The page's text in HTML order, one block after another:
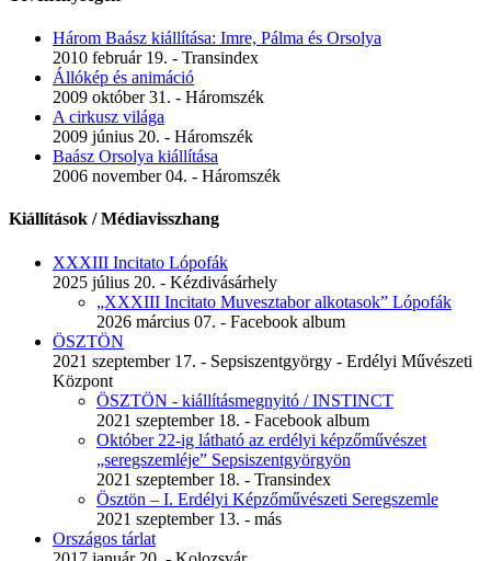
Három Baász kiállítása: Imre, Pálma és Orsolya
2010 február 19. - Transindex
Állókép és animáció
2009 október 31. - Háromszék
A cirkusz világa
2009 június 20. - Háromszék
Baász Orsolya kiállítása
2006 november 04. - Háromszék
Kiállítások / Médiavisszhang
XXXIII Incitato Lópofák
2025 július 20. - Kézdivásárhely
„XXXIII Incitato Muvesztabor alkotasok” Lópofák
2026 március 07. - Facebook album
ÖSZTÖN
2021 szeptember 17. - Sepsiszentgyörgy - Erdélyi Művészeti
Központ
ÖSZTÖN - kiállításmegnyitó / INSTINCT
2021 szeptember 18. - Facebook album
Október 22-ig látható az erdélyi képzőművészet
„seregszemléje” Sepsiszentgyörgyön
2021 szeptember 18. - Transindex
Ösztön – I. Erdélyi Képzőművészeti Seregszemle
2021 szeptember 13. - más
Országos tárlat